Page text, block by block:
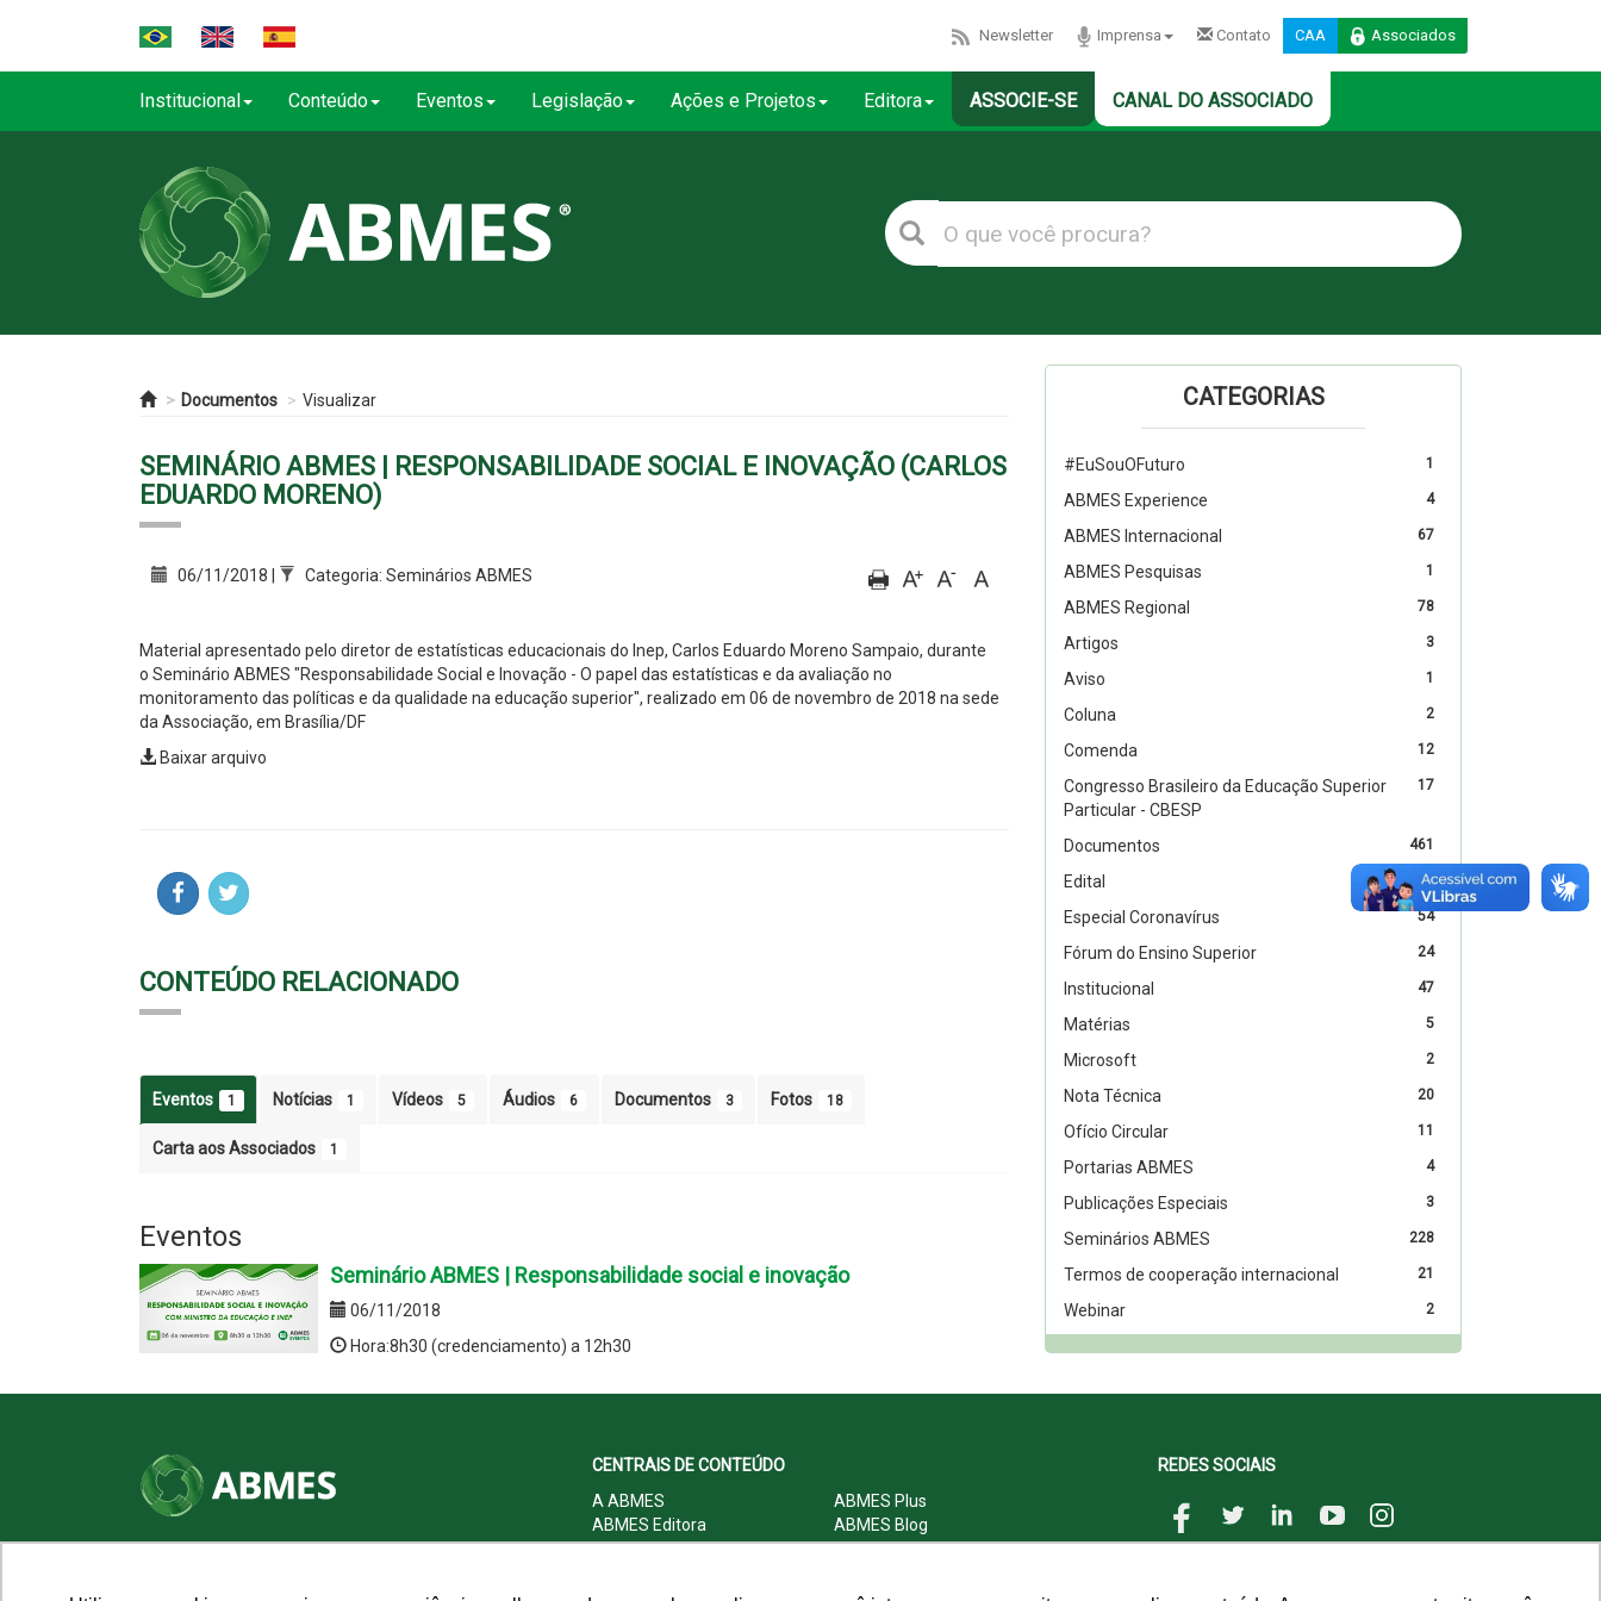
Newsletter Imprensa Contato CAA Associados
Institucional Conteúdo Eventos Legislação Ações e Projetos Editora ASSOCIE-SE CANAL DO ASSOCIADO
Documentos Visualizar
SEMINÁRIO ABMES | RESPONSABILIDADE SOCIAL E INOVAÇÃO (CARLOS
EDUARDO MORENO)
06/11/2018 | Categoria: Seminários ABMES
Material apresentado pelo diretor de estatísticas educacionais do Inep, Carlos Eduardo Moreno Sampaio, durante
o Seminário ABMES "Responsabilidade Social e Inovação - O papel das estatísticas e da avaliação no
monitoramento das políticas e da qualidade na educação superior", realizado em 06 de novembro de 2018 na sede
da Associação, em Brasília/DF
Baixar arquivo
CONTEÚDO RELACIONADO
Eventos 1 Notícias 1 Vídeos 5 Áudios 6 Documentos 3 Fotos 18
Carta aos Associados 1
Eventos
Seminário ABMES | Responsabilidade social e inovação
06/11/2018
Hora:8h30 (credenciamento) a 12h30
CATEGORIAS
1
#EuSouOFuturo
4
ABMES Experience
67
ABMES Internacional
1
ABMES Pesquisas
78
ABMES Regional
3
Artigos
1
Aviso
2
Coluna
12
Comenda
17
Congresso Brasileiro da Educação Superior
Particular - CBESP
461
Documentos
4
Edital
54
Especial Coronavírus
24
Fórum do Ensino Superior
47
Institucional
5
Matérias
2
Microsoft
20
Nota Técnica
11
Ofício Circular
4
Portarias ABMES
3
Publicações Especiais
228
Seminários ABMES
21
Termos de cooperação internacional
2
Webinar
CENTRAIS DE CONTEÚDO
A ABMES
ABMES Plus
ABMES Editora
ABMES Blog
ABMES LInC
Legislação
Central do Associado ABMES
Contato
REDES SOCIAIS